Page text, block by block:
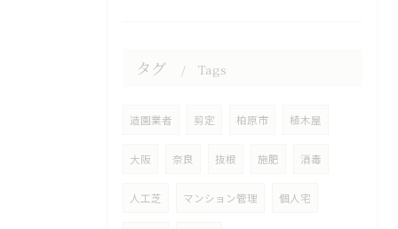
タグ Tags
造園業者 剪定 柏原市 植木屋
大阪 奈良 抜根 施肥 消毒
人工芝 マンション管理 個人宅